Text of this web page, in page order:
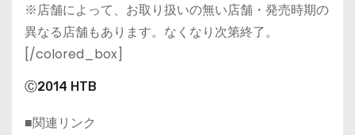
※店舗によって、お取り扱いの無い店舗・発売時期の
異なる店舗もあります。なくなり次第終了。
[/colored_box]
Ⓒ2014 HTB
■関連リンク